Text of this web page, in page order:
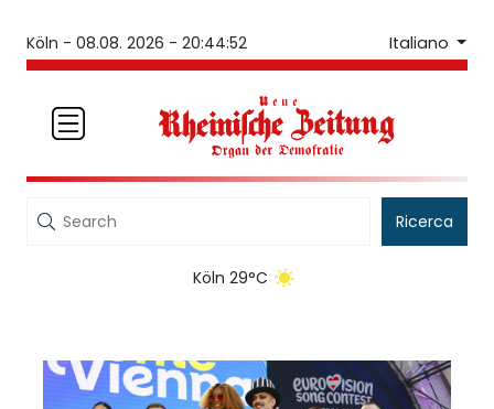
Köln - 08.08. 2026 - 20:44:52 Italiano
Ricerca
Köln 29°C